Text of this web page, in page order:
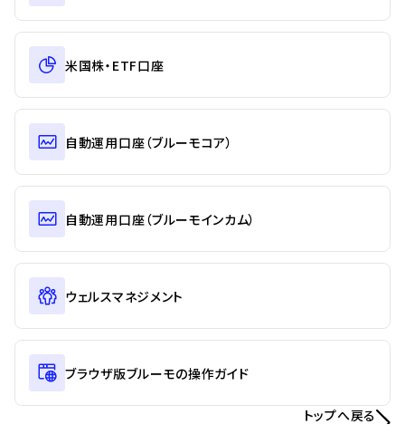
米国株・ETF口座
自動運用口座（ブルーモコア）
自動運用口座（ブルーモインカム）
ウェルスマネジメント
ブラウザ版ブルーモの操作ガイド
トップへ戻る